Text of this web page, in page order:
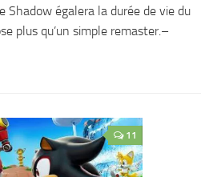
Shadow égalera la durée de vie du
plus qu’un simple remaster.–
11